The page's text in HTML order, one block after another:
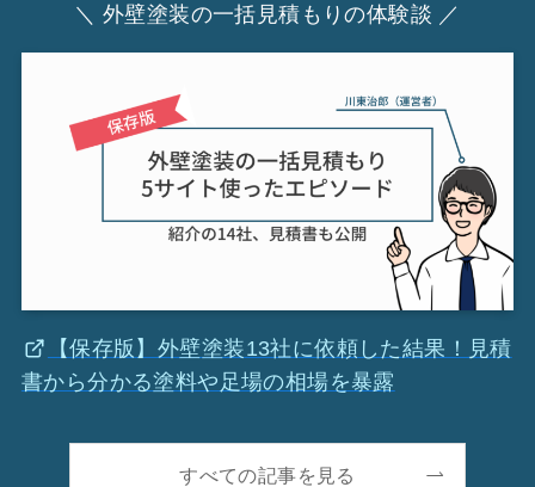
＼ 外壁塗装の一括見積もりの体験談 ／
【保存版】外壁塗装13社に依頼した結果！見積
書から分かる塗料や足場の相場を暴露
すべての記事を見る